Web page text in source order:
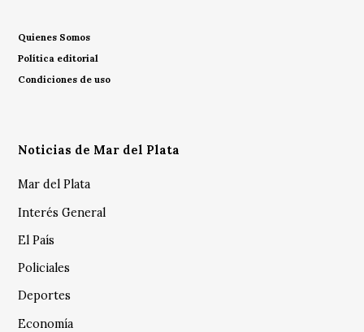
Quienes Somos
Política editorial
Condiciones de uso
Noticias de Mar del Plata
Mar del Plata
Interés General
El País
Policiales
Deportes
Economía